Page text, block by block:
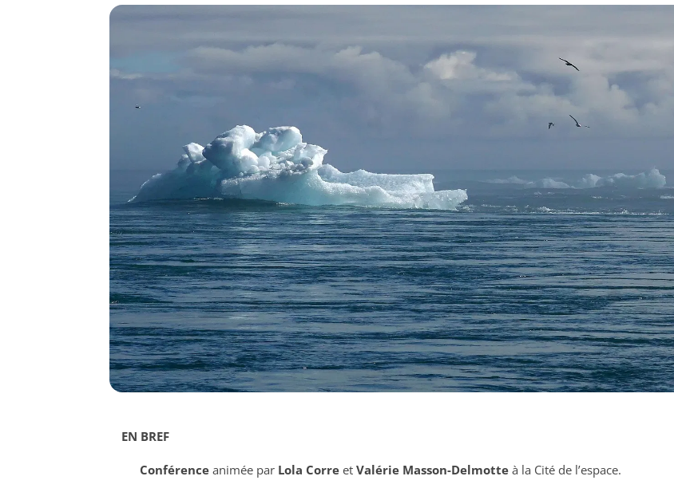
EN BREF
Conférenceanimée par Lola Correet Valérie Masson-Delmotteà la Cité de l’espace.